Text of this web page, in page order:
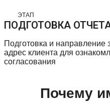
ЭТАП
ПОДГОТОВКА
Подготовка и направление
адрес клиента для
согласования
Почему